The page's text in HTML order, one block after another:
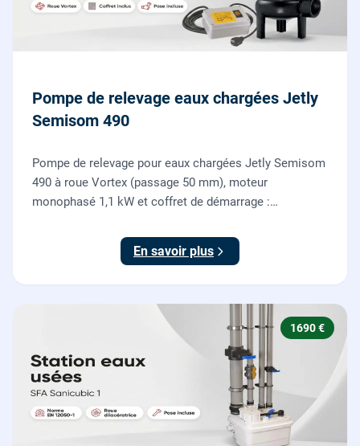
Pompe de relevage eaux chargées Jetly
Semisom 490
Pompe de relevage pour eaux chargées Jetly Semisom
490 à roue Vortex (passage 50 mm), moteur
monophasé 1,1 kW et coffret de démarrage :
fournie et posée par nos plombiers.
En savoir plus
1690 €